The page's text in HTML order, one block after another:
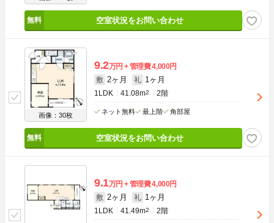
空室状況をお問い合わせ
画像：30枚
9.2万円 管理費4,000円
敷 2ヶ月 礼 1ヶ月
1LDK 41.08m2 2階
ネット無料 最上階 角部屋
空室状況をお問い合わせ
9.1万円 管理費4,000円
敷 2ヶ月 礼 1ヶ月
1LDK 41.49m2 2階